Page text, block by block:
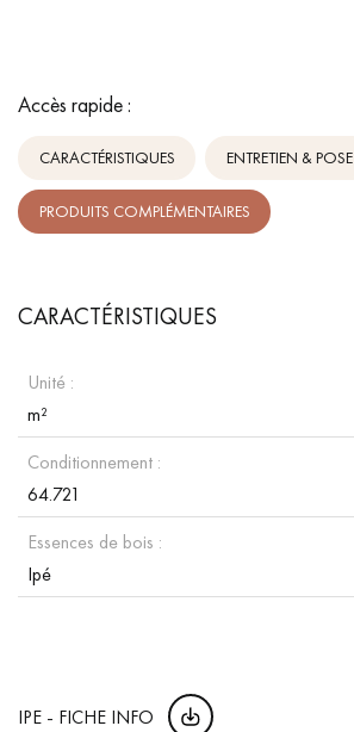
Accès rapide :
CARACTÉRISTIQUES ENTRETIEN & POSE
PRODUITS COMPLÉMENTAIRES
CARACTÉRISTIQUES
Unité :
m²
Conditionnement :
64.721
Essences de bois :
Ipé
IPE - FICHE INFO